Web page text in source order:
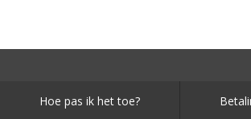
Hoe pas ik het toe?